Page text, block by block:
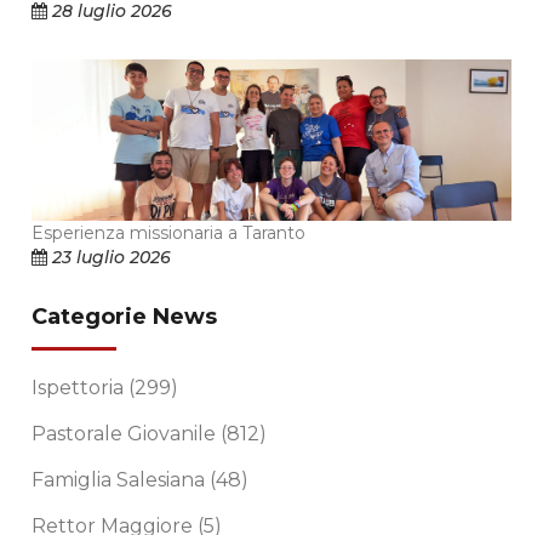
28 luglio 2026
Esperienza missionaria a Taranto
23 luglio 2026
Categorie News
Ispettoria (299)
Pastorale Giovanile (812)
Famiglia Salesiana (48)
Rettor Maggiore (5)